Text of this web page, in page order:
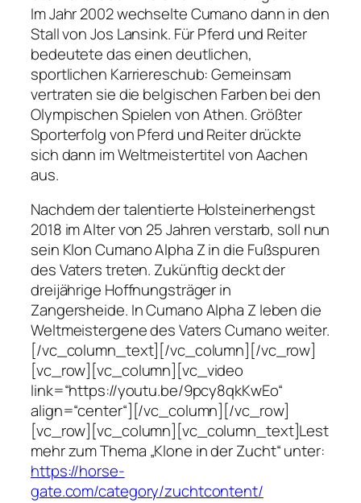
Im Jahr 2002 wechselte Cumano dann in den
Stall von Jos Lansink. Für Pferd und Reiter
bedeutete das einen deutlichen,
sportlichen Karriereschub: Gemeinsam
vertraten sie die belgischen Farben bei den
Olympischen Spielen von Athen. Größter
Sporterfolg von Pferd und Reiter drückte
sich dann im Weltmeistertitel von Aachen
aus.
Nachdem der talentierte Holsteinerhengst
2018 im Alter von 25 Jahren verstarb, soll nun
sein Klon Cumano Alpha Z in die Fußspuren
des Vaters treten. Zukünftig deckt der
dreijährige Hoffnungsträger in
Zangersheide. In Cumano Alpha Z leben die
Weltmeistergene des Vaters Cumano weiter.
[/vc_column_text][/vc_column][/vc_row]
[vc_row][vc_column][vc_video
link=“https://youtu.be/9pcy8qkKwEo“
align=“center“][/vc_column][/vc_row]
[vc_row][vc_column][vc_column_text]Lest
mehr zum Thema „Klone in der Zucht“ unter:
https://horse-
gate.com/category/zuchtcontent/